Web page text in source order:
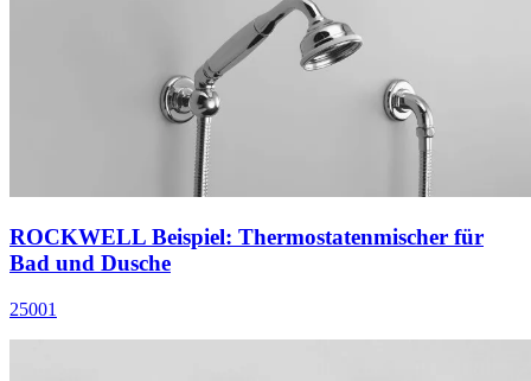
ROCKWELL Beispiel: Thermostatenmischer für
Bad und Dusche
25001